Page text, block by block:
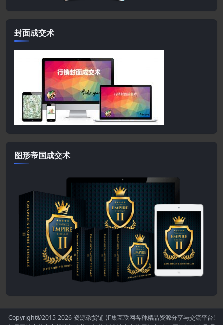
封面成交术
图形帝国成交术
Copyright©2015-2026-资源杂货铺-汇集互联网各种精品资源分享与交流平台!